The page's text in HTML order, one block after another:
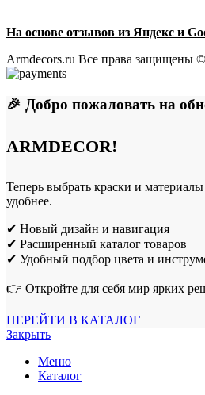
На основе отзывов из Яндекс и
Armdecors.ru Все права защищены ©
🎉 Добро пожаловать на
ARMDECOR!
Теперь выбрать краски и
удобнее.
✔ Новый дизайн и навигация
✔ Расширенный каталог товаров
✔ Удобный подбор цвета и
👉 Откройте для себя мир ярких
ПЕРЕЙТИ В КАТАЛОГ
Закрыть
Меню
Каталог